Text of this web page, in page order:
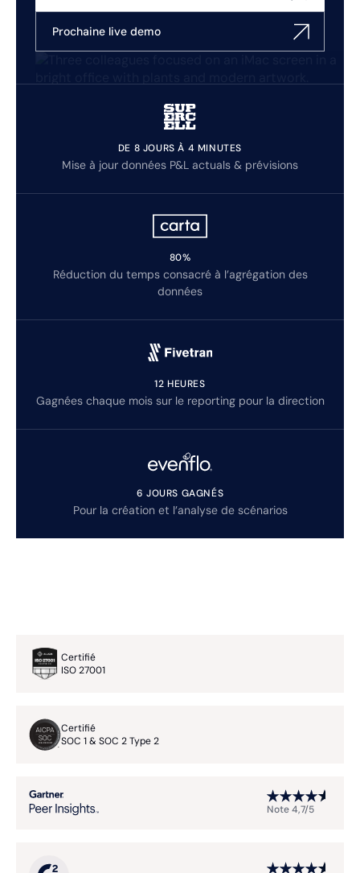
Prochaine live demo
DE 8 JOURS À 4 MINUTES
Mise à jour données P&L actuals & prévisions
80%
Réduction du temps consacré à l’agrégation des
données
12 HEURES
Gagnées chaque mois sur le reporting pour la direction
6 JOURS GAGNÉS
Pour la création et l’analyse de scénarios
Certifié
ISO 27001
Certifié
SOC 1 & SOC 2 Type 2
Note 4,7/5